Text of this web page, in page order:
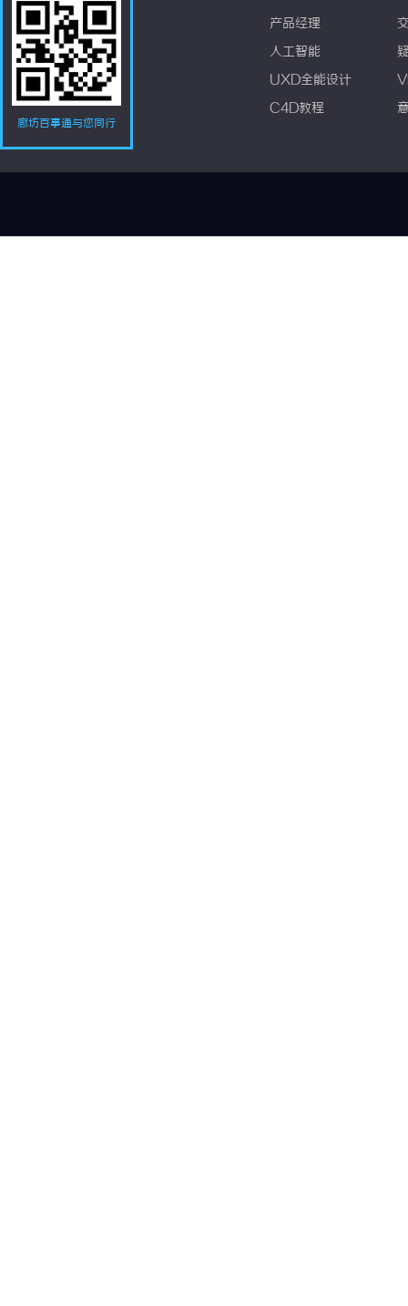
廊坊百事通与您同行
产品经理
人工智能
UXD全能设计
C4D教程